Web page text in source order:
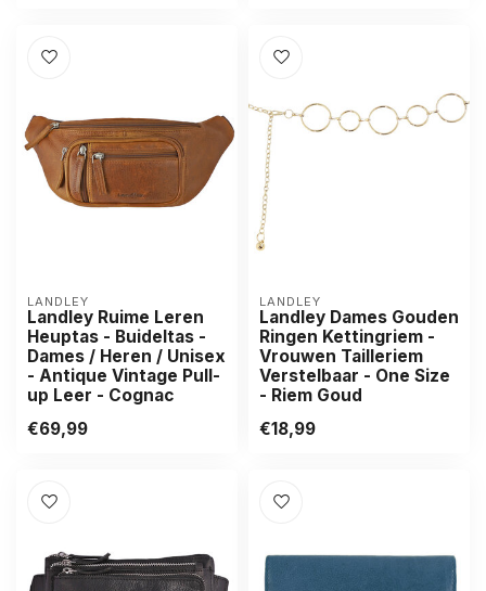
LANDLEY
Landley Ruime Leren
Heuptas - Buideltas -
Dames / Heren / Unisex
- Antique Vintage Pull-
up Leer - Cognac
€69,99
LANDLEY
Landley Dames Gouden
Ringen Kettingriem -
Vrouwen Tailleriem
Verstelbaar - One Size
- Riem Goud
€18,99